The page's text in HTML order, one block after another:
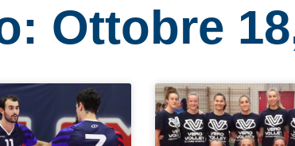
Ottobre